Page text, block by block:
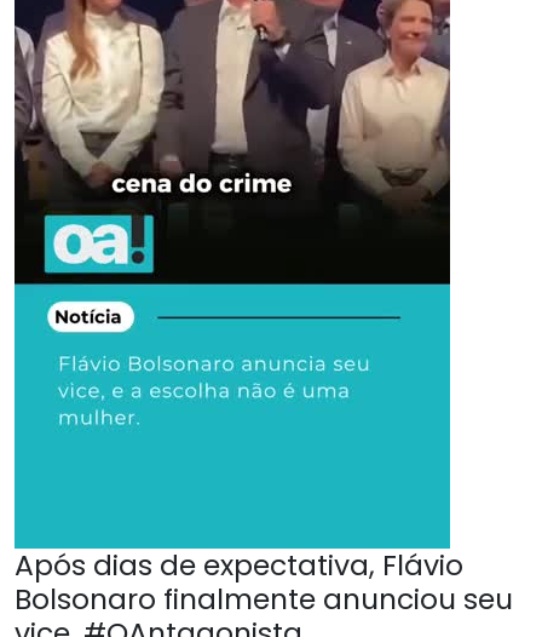
Após dias de expectativa, Flávio
Bolsonaro finalmente anunciou seu